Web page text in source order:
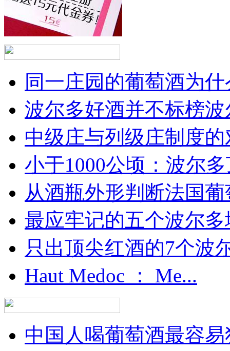
同一庄园的葡萄酒为
波尔多好酒并不标榜
中级庄与列级庄制度
小于1000公顷：波尔
从酒瓶外形判断法国
最应牢记的五个波尔多
只出顶尖红酒的7个波
Haut Medoc ： Me...
中国人喝葡萄酒最容